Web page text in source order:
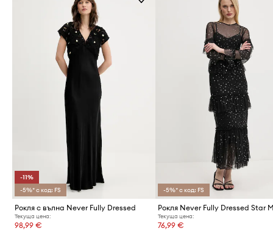
-11%
-5%* с код: FS
Рокля с вълна Never Fully Dressed
Текуща цена:
98,99 €
-5%* с код: FS
Рокля Never Fully Dressed Star
Текуща цена:
76,99 €